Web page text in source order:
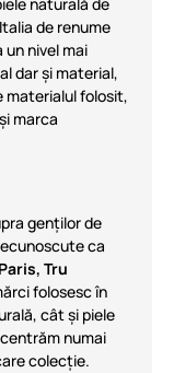
naturală de
de renume
un nivel mai
dar și material,
materialul folosit,
marca
gențilorde
ca
Tru
folosesc în
cât și piele
numai
colecție.